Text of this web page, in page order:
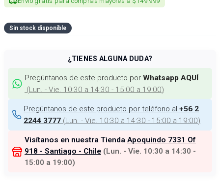
Sin stock disponible
¿TIENES ALGUNA DUDA?
Pregúntanos de este producto por Whatsapp AQUÍ
(Lun. - Vie. 10:30 a 14:30 - 15:00 a 19:00)
Pregúntanos de este producto por teléfono al +56 2
2244 3777 (Lun. - Vie. 10:30 a 14:30 - 15:00 a 19:00)
Visítanos en nuestra Tienda Apoquindo 7331 Of
918 - Santiago - Chile (Lun. - Vie. 10:30 a 14:30 -
15:00 a 19:00)